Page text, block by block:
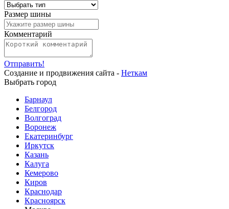
Размер шины
Комментарий
Отправить!
Создание и продвижения сайта - Неткам
Выбрать город
Барнаул
Белгород
Волгоград
Воронеж
Екатеринбург
Иркутск
Казань
Калуга
Кемерово
Киров
Краснодар
Красноярск